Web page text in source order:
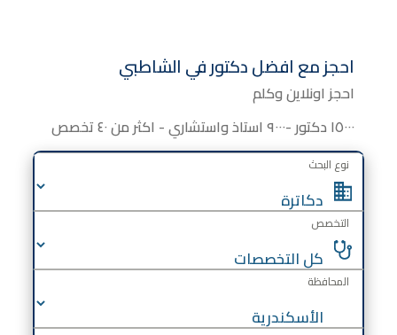
احجز مع افضل دكتور في الشاطبي
احجز اونلاين وكلم
١٥٠٠٠ دكتور -٩٠٠٠ استاذ واستشاري - اكثر من ٤٠ تخصص
نوع البحث
التخصص
المحافظة